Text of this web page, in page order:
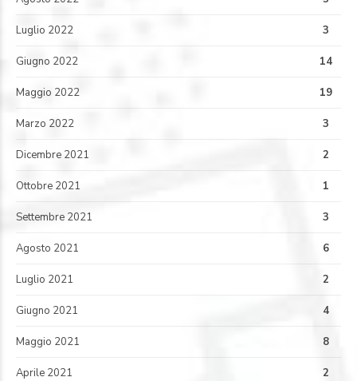
Luglio 2022 3
Giugno 2022 14
Maggio 2022 19
Marzo 2022 3
Dicembre 2021 2
Ottobre 2021 1
Settembre 2021 3
Agosto 2021 6
Luglio 2021 2
Giugno 2021 4
Maggio 2021 8
Aprile 2021 2